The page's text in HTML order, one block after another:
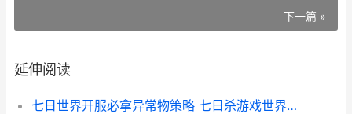
下一篇 »
延伸阅读
七日世界开服必拿异常物策略 七日杀游戏世界是什么意思